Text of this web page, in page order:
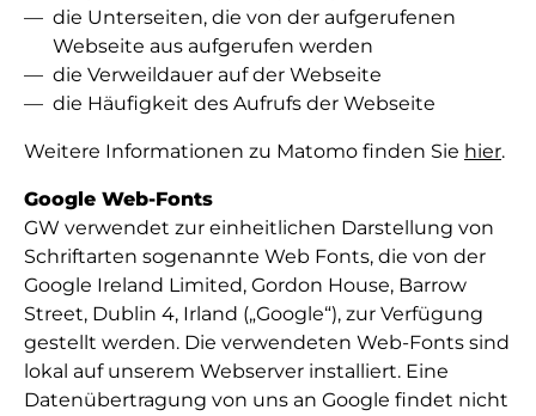
die Un­ter­sei­ten, die von der auf­ge­ru­fe­nen
Web­sei­te aus auf­ge­ru­fen wer­den
die Ver­weil­dau­er auf der Web­sei­te
die Häu­fig­keit des Auf­rufs der Web­sei­te
Wei­te­re In­for­ma­ti­o­nen zu Matomo fin­den Sie hier.
Google Web-Fonts
GW verwendet zur einheitlichen Darstellung von
Schriftarten sogenannte Web Fonts, die von der
Google Ireland Limited, Gordon House, Barrow
Street, Dublin 4, Irland („Google“), zur Verfügung
gestellt werden. Die verwendeten Web-Fonts sind
lo­kal auf un­se­rem Web­ser­ver in­stal­liert. Ei­ne
Datenüber­tra­gung von uns an Google findet nicht